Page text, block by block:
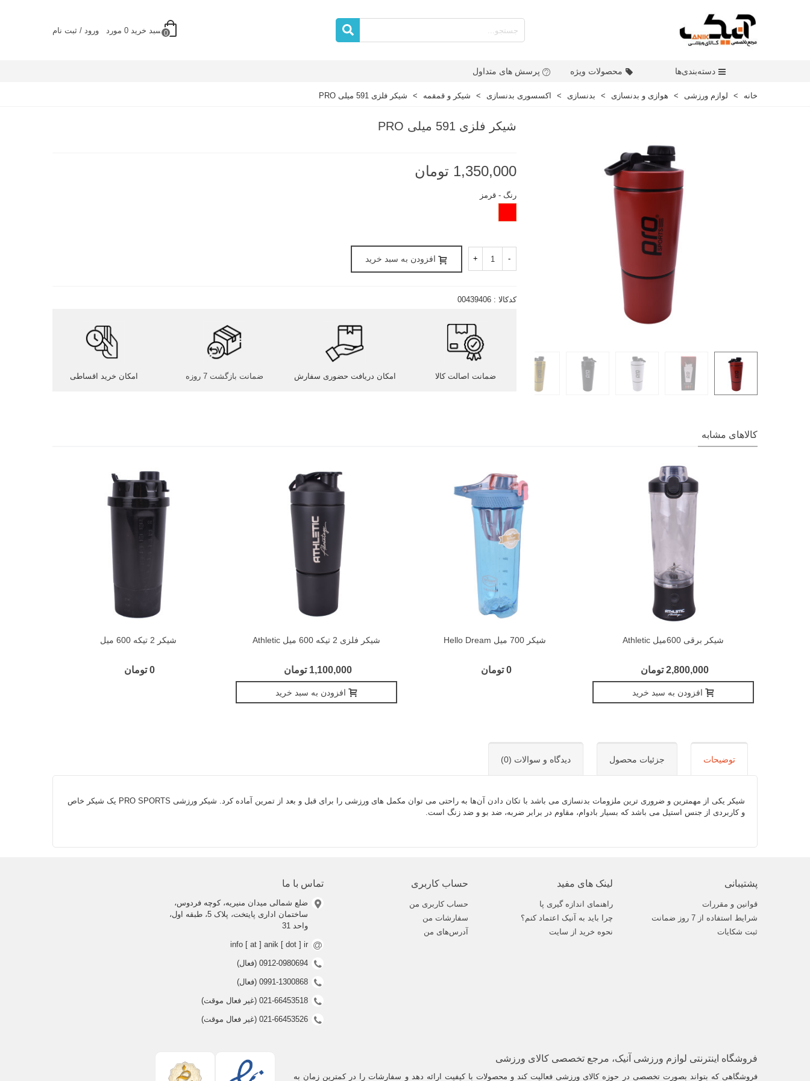
0 سبد خرید 0 مورد ورود / ثبت نام
دسته‌بندی‌ها محصولات ویژه پرسش های متداول
خانه > لوازم ورزشی > هوازی و بدنسازی > بدنسازی > اکسسوری بدنسازی > شیکر و قمقمه > شیکر فلزی 591 میلی PRO
شیکر فلزی 591 میلی PRO
1,350,000 تومان
رنگ - قرمز
-
+ افزودن به سبد خرید
کدکالا : 00439406
ضمانت اصالت کالا امکان دریافت حضوری سفارش ضمانت بازگشت 7 روزه امکان خرید اقساطی
کالاهای مشابه
شیکر برقی 600میل Athletic
2,800,000 تومان
افزودن به سبد خرید
شیکر 700 میل Hello Dream
0 تومان
شیکر فلزی 2 تیکه 600 میل Athletic
1,100,000 تومان
افزودن به سبد خرید
شیکر 2 تیکه 600 میل
0 تومان
توضیحات جزئیات محصول دیدگاه و سوالات (0)
شیکر یکی از مهمترین و ضروری ترین ملزومات بدنسازی می باشد با تکان دادن آن‎‌ها به راحتی می توان مکمل های ورزشی را برای قبل و بعد از تمرین آماده کرد. شيکر ورزشی PRO SPORTS یک شیکر خاص
و کاربردی از جنس استیل می باشد که بسیار بادوام، مقاوم در برابر ضربه، ضد بو و ضد زنگ است.
پشتیبانی
قوانین و مقررات
شرایط استفاده از 7 روز ضمانت
ثبت شکایات
لینک های مفید
راهنمای اندازه گیری پا
چرا باید به آنیک اعتماد کنم؟
نحوه خرید از سایت
حساب کاربری
حساب کاربری من
سفارشات من
آدرس‌های من
تماس با ما
ضلع شمالی میدان منیریه، کوچه فردوس،
ساختمان اداری پایتخت، پلاک 5، طبقه اول،
واحد 31
info [ at ] anik [ dot ] ir
0912-0980694 (فعال)
0991-1300868 (فعال)
021-66453518 (غیر فعال موقت)
021-66453526 (غیر فعال موقت)
فروشگاه اینترنتی لوازم ورزشی آنیک، مرجع تخصصی کالای ورزشی
فروشگاهی که بتواند بصورت تخصصی در حوزه کالای ورزشی فعالیت کند و محصولات با کیفیت ارائه دهد و سفارشات را در کمترین زمان به